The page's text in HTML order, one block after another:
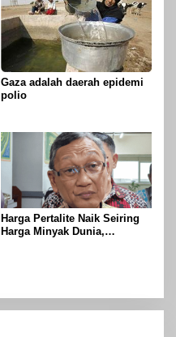
Gaza adalah daerah epidemi
polio
Harga Pertalite Naik Seiring
Harga Minyak Dunia,